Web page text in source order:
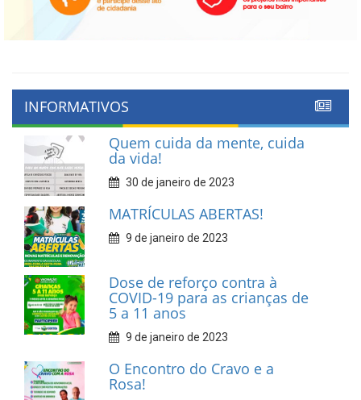
INFORMATIVOS
Quem cuida da mente, cuida
da vida!
30 de janeiro de 2023
MATRÍCULAS ABERTAS!
9 de janeiro de 2023
Dose de reforço contra à
COVID-19 para as crianças de
5 a 11 anos
9 de janeiro de 2023
O Encontro do Cravo e a
Rosa!